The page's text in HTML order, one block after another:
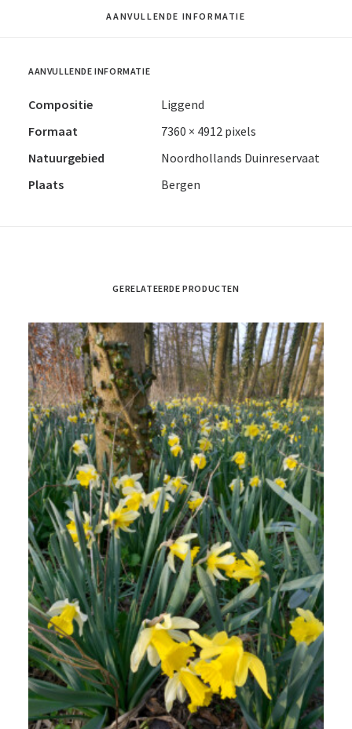
AANVULLENDE INFORMATIE
AANVULLENDE INFORMATIE
Compositie
Liggend
Formaat
7360 × 4912 pixels
Natuurgebied
Noordhollands Duinreservaat
Plaats
Bergen
GERELATEERDE PRODUCTEN